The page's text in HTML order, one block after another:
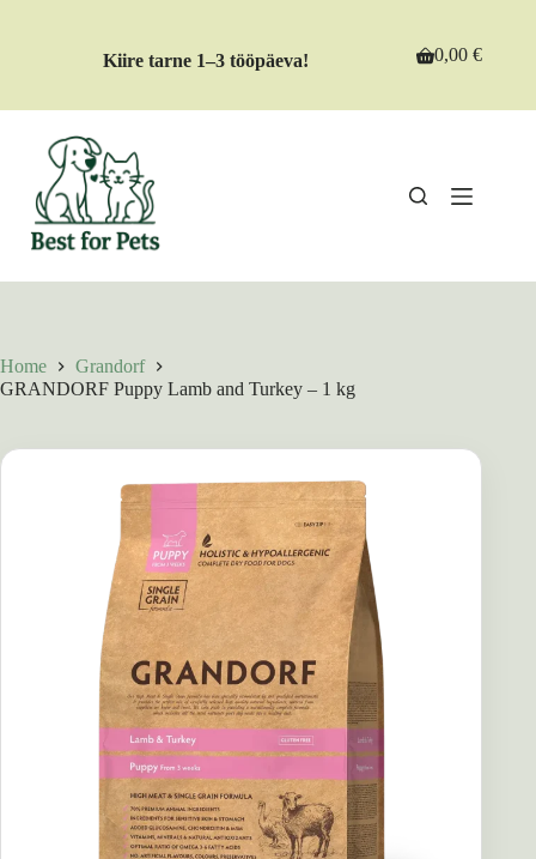
Kiire tarne 1–3 tööpäeva!
Shopping
0,00€
Home
Grandorf
GRANDORF Puppy Lamb and Turkey – 1 kg